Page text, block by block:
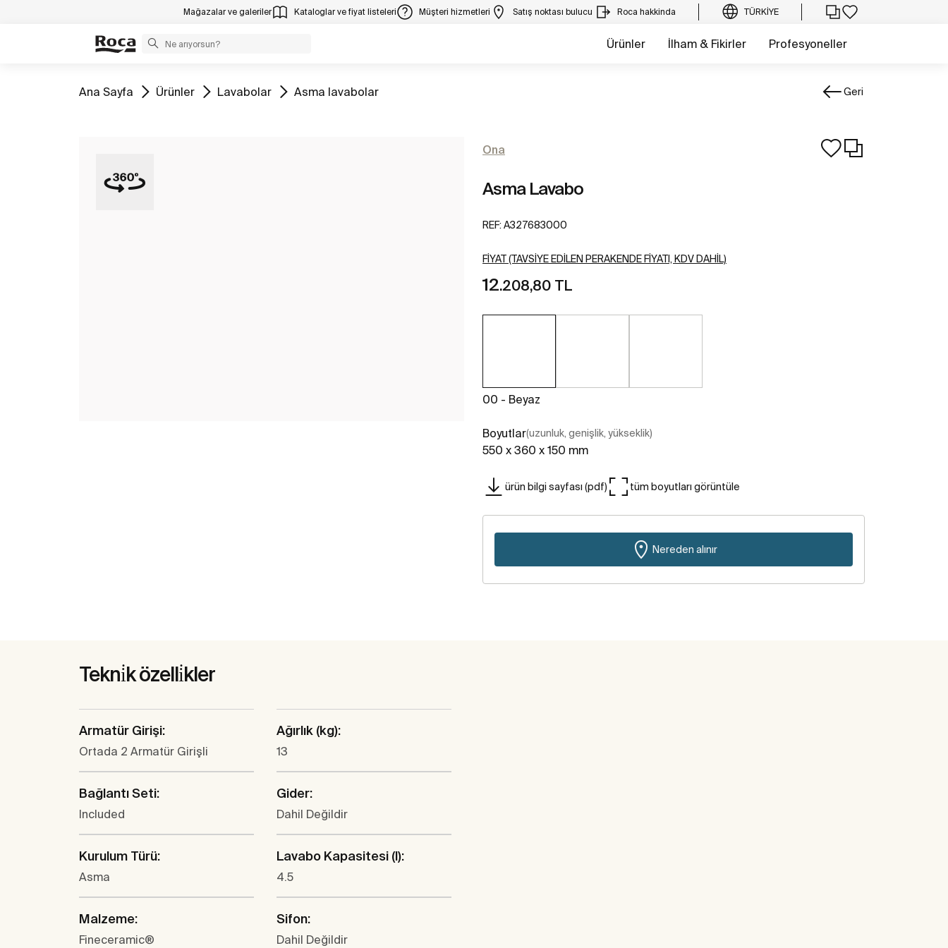
Mağazalar ve galeriler Kataloglar ve fiyat listeleri Müşteri hizmetleri Satış noktası bulucu Roca hakkinda TÜRKIYE
Ürünler İlham & Fikirler Profesyoneller
Tüm
Ana Sayfa Tüm
Ürünler Tüm
Lavabolar Tüm
Asma lavabolar Geri
Ona
Asma Lavabo
REF: A327683000
FIYAT (TAVSIYE EDILEN PERAKENDE FIYATI, KDV DAHIL)
12.208,80 TL
00 - Beyaz
Boyutlar(uzunluk, genişlik, yükseklik)
550 x 360 x 150 mm
ürün bilgi sayfası (pdf) tüm boyutları görüntüle
Nereden alınır
Tekni̇k özelli̇kler
Armatür Girişi:
Ortada 2 Armatür Girişli
Ağırlık (kg):
13
Bağlantı Seti:
Included
Gider:
Dahil Değildir
Kurulum Türü:
Asma
Lavabo Kapasitesi (l):
4.5
Malzeme:
Fineceramic®
Sifon:
Dahil Değildir